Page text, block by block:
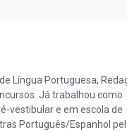
Língua Portuguesa,
Já trabalhou como
vestibular e em escola de
Português/Espanhol